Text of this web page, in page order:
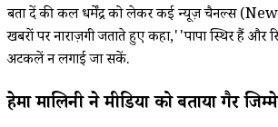
बता दें की कल धर्मेंद्र को लेकर कई न्यूज़ चैनल्स
खबरों पर नाराज़गी जताते हुए कहा,''पापा स्थिर हैं और
अटकलें न लगाई जा सकें.
हेमा मालिनी ने मीडिया को बताया गैर